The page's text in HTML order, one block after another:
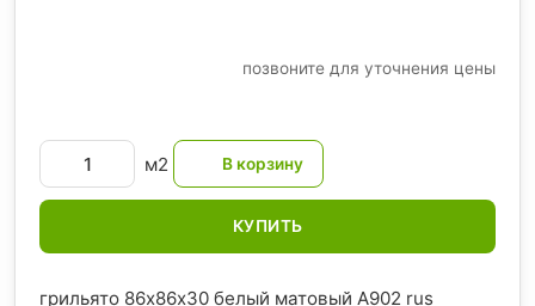
позвоните для уточнения цены
м2
КУПИТЬ
грильято 86х86х30 белый матовый А902 rus